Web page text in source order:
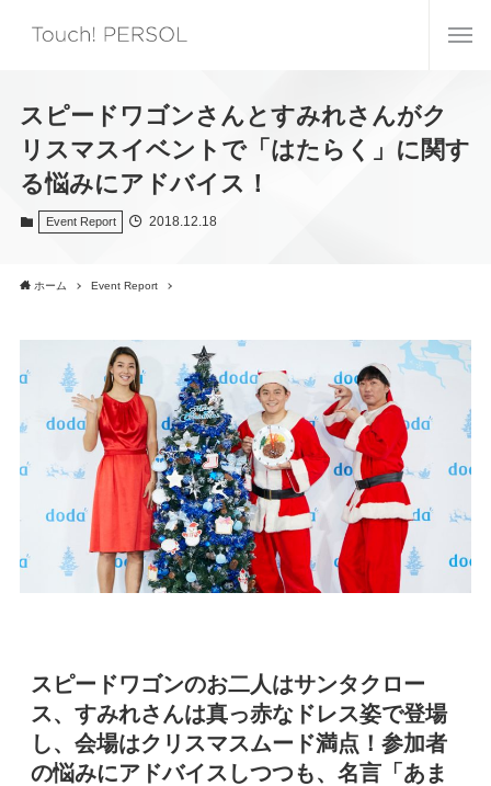
スピードワゴンさんとすみれさんがク
リスマスイベントで「はたらく」に関す
る悩みにアドバイス！
Event Report 2018.12.18
ホーム Event Report
スピードワゴンのお二人はサンタクロー
ス、すみれさんは真っ赤なドレス姿で登場
し、会場はクリスマスムード満点！参加者
の悩みにアドバイスしつつも、名言「あま